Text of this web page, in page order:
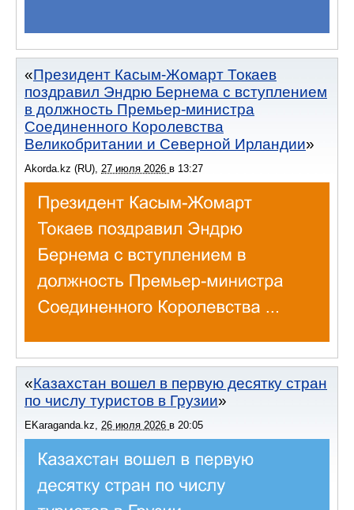
Президент Касым-Жомарт Токаев
поздравил Эндрю Бернема с вступлением
в должность Премьер-министра
Соединенного Королевства
Великобритании и Северной Ирландии
Akorda.kz (RU) 27 июля 2026 в 13:27
Казахстан вошел в первую десятку стран
по числу туристов в Грузии
EKaraganda.kz 26 июля 2026 в 20:05